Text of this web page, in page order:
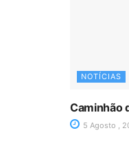
NOTÍCIAS
Caminhão
5 Agosto ,